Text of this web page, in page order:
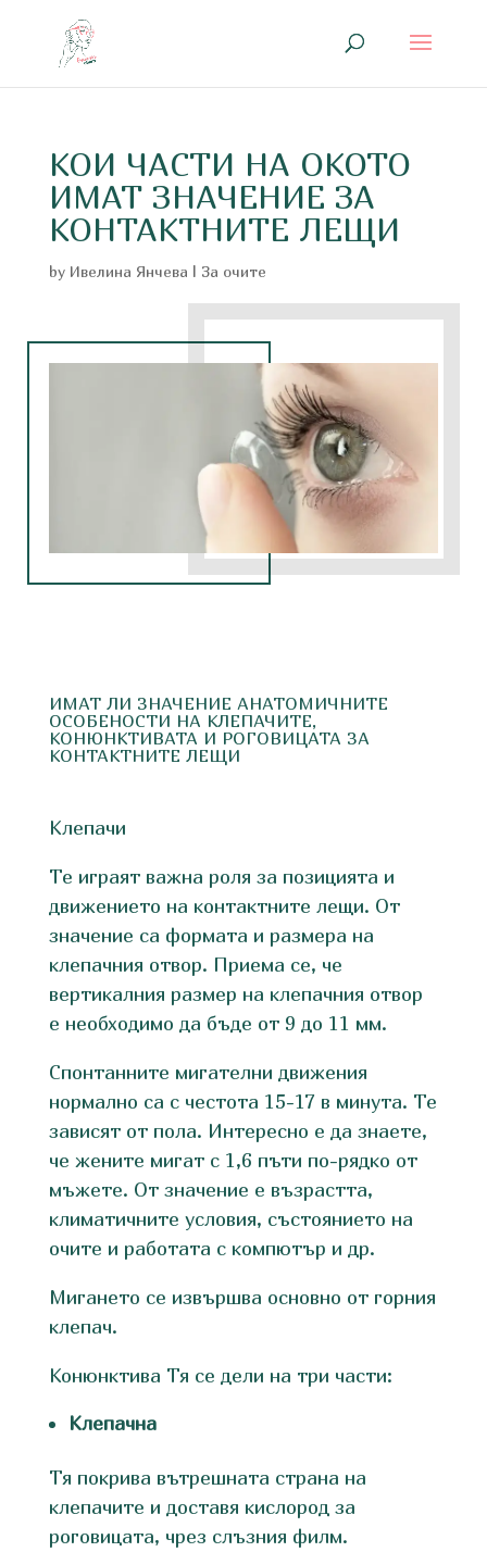
КОИ ЧАСТИ НА ОКОТО
ИМАТ ЗНАЧЕНИЕ ЗА
КОНТАКТНИТЕ ЛЕЩИ
by Ивелина Янчева | За очите
ИМАТ ЛИ ЗНАЧЕНИЕ АНАТОМИЧНИТЕ
ОСОБЕНОСТИ НА КЛЕПАЧИТЕ,
КОНЮНКТИВАТА И РОГОВИЦАТА ЗА
КОНТАКТНИТЕ ЛЕЩИ
Клепачи
Те играят важна роля за позицията и
движението на контактните лещи. От
значение са формата и размера на
клепачния отвор. Приема се, че
вертикалния размер на клепачния отвор
е необходимо да бъде от 9 до 11 мм.
Спонтанните мигателни движения
нормално са с честота 15-17 в минута. Те
зависят от пола. Интересно е да знаете,
че жените мигат с 1,6 пъти по-рядко от
мъжете. От значение е възрастта,
климатичните условия, състоянието на
очите и работата с компютър и др.
Мигането се извършва основно от горния
клепач.
Конюнктива Тя се дели на три части:
Клепачна
Тя покрива вътрешната страна на
клепачите и доставя кислород за
роговицата, чрез слъзния филм.